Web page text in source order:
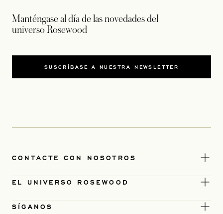
Manténgase al día de las novedades del
universo Rosewood
SUSCRÍBASE A NUESTRA NEWSLETTER
CONTACTE CON NOSOTROS
EL UNIVERSO ROSEWOOD
SÍGANOS